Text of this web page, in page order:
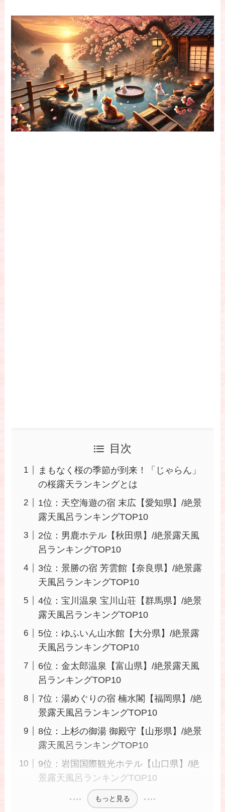
目次
まもなく桜の季節が到来！「じゃらん」
の桜露天ランキングとは
1位：天空海遊の宿 末広【愛知県】/絶景
露天風呂ランキングTOP10
2位：男鹿ホテル【秋田県】/絶景露天風
呂ランキングTOP10
3位：景勝の宿 芳雲館【奈良県】/絶景露
天風呂ランキングTOP10
4位：宝川温泉 宝川山荘【群馬県】/絶景
露天風呂ランキングTOP10
5位：ゆふいん山水館【大分県】/絶景露
天風呂ランキングTOP10
6位：金太郎温泉【富山県】/絶景露天風
呂ランキングTOP10
7位：湯めぐりの宿 楠水閣【福岡県】/絶
景露天風呂ランキングTOP10
8位：上杉の御湯 御殿守【山形県】/絶景
露天風呂ランキングTOP10
9位：岩国国際観光ホテル【山口県】/絶
景露天風呂ランキングTOP10
もっと見る